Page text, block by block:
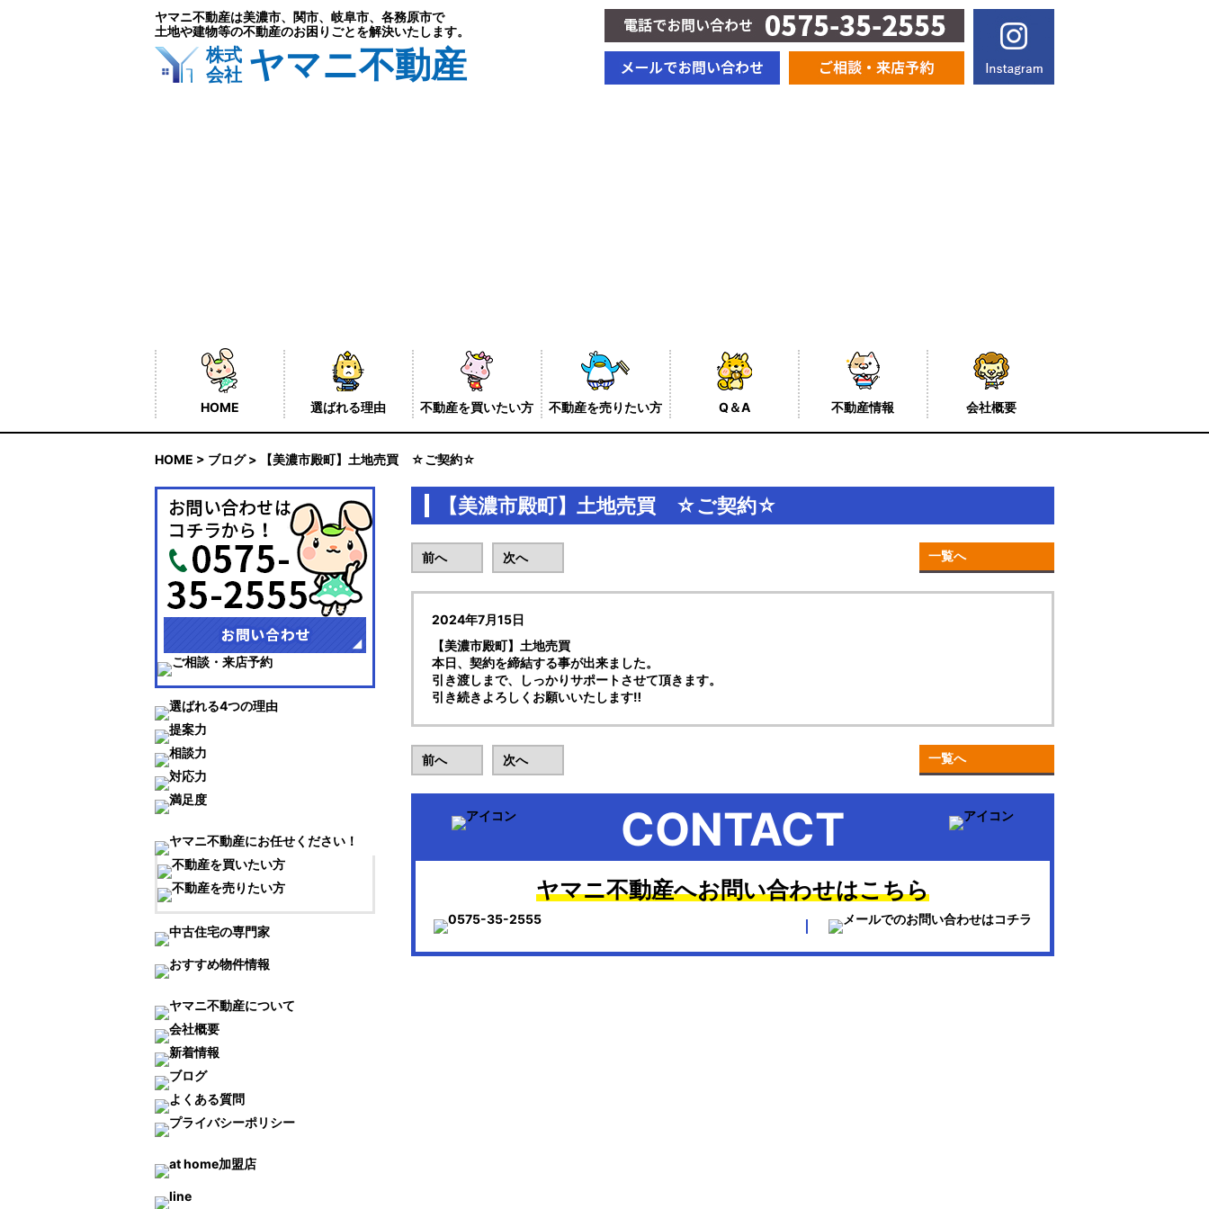
ヤマニ不動産は美濃市、関市、岐阜市、各務原市で
土地や建物等の不動産のお困りごとを解決いたします。
株式
会社 ヤマニ不動産
HOME 選ばれる理由 不動産を買いたい方 不動産を売りたい方 Q＆A 不動産情報 会社概要
HOME > ブログ> 【美濃市殿町】土地売買 ☆ご契約☆
【美濃市殿町】土地売買 ☆ご契約☆
前へ 次へ 一覧へ
2024年7月15日
【美濃市殿町】土地売買
本日、契約を締結する事が出来ました。
引き渡しまで、しっかりサポートさせて頂きます。
引き続きよろしくお願いいたします‼
前へ 次へ 一覧へ
CONTACT
ヤマニ不動産へお問い合わせはこちら